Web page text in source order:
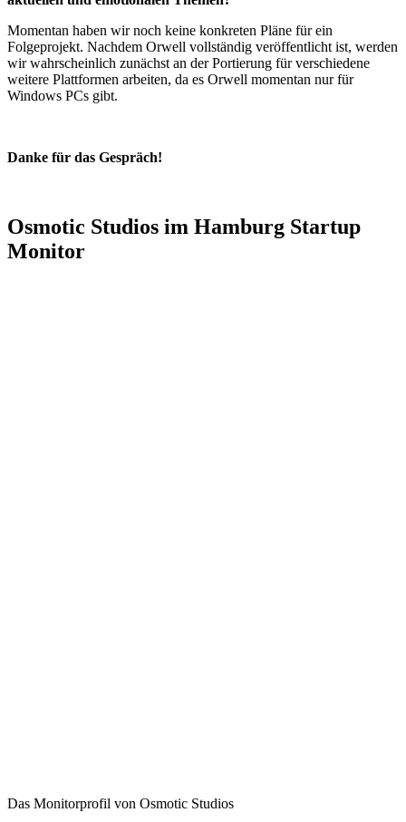
Momentan haben wir noch keine konkreten Pläne für ein
Folgeprojekt. Nachdem Orwell vollständig veröffentlicht ist, werden
wir wahrscheinlich zunächst an der Portierung für verschiedene
weitere Plattformen arbeiten, da es Orwell momentan nur für
Windows PCs gibt.
Danke für das Gespräch!
Osmotic Studios im Hamburg Startup
Monitor
Das Monitorprofil von Osmotic Studios